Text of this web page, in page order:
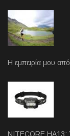
Η εμπειρία μου
NITECORE HA13: